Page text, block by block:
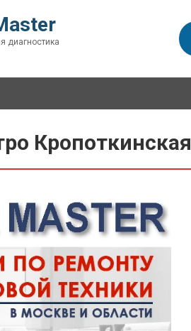
диагностика
Кропоткинская